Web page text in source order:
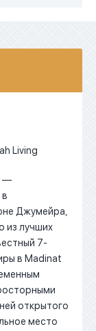
Living
—
Джумейра,
из лучших
7-
в Madinat
открытого
место